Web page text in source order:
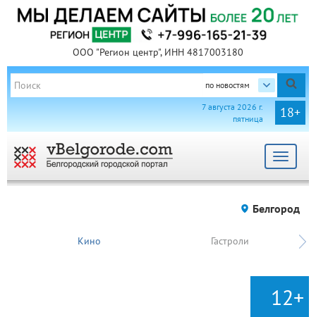
ООО "Регион центр", ИНН 4817003180
по новостям
18+
7 августа 2026 г.
пятница
Toggle
Белгород
Кино Гастроли
12+